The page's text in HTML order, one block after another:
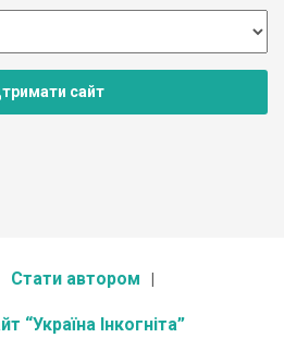
сайт
Стати автором
“Україна Інкогніта”